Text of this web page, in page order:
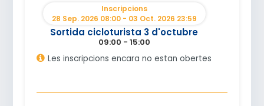
Inscripcions
28 Sep. 2026 08:00 - 03 Oct. 2026 23:59
Sortida cicloturista 3 d'octubre
09:00 - 15:00
Les inscripcions encara no estan obertes